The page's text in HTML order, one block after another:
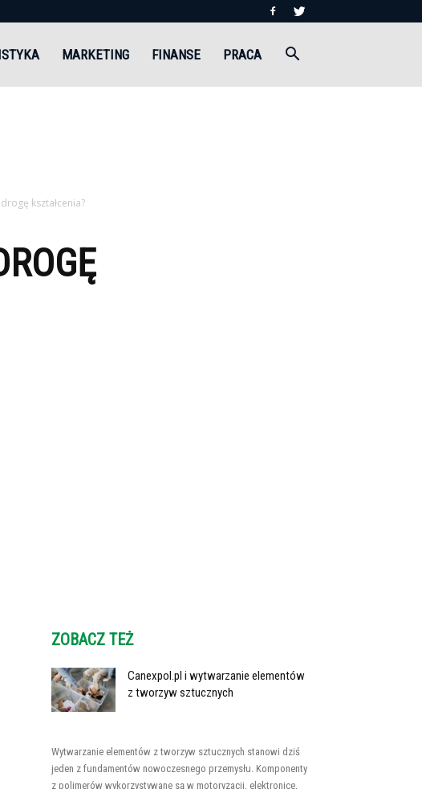
MARKETING FINANSE PRACA
kształcenia?
ZOBACZ TEŻ
Canexpol.pl i wytwarzanie elementów
z tworzyw sztucznych
Wytwarzanie elementów z tworzyw sztucznych stanowi dziś
jeden z fundamentów nowoczesnego przemysłu. Komponenty
z polimerów wykorzystywane są w motoryzacji, elektronice,